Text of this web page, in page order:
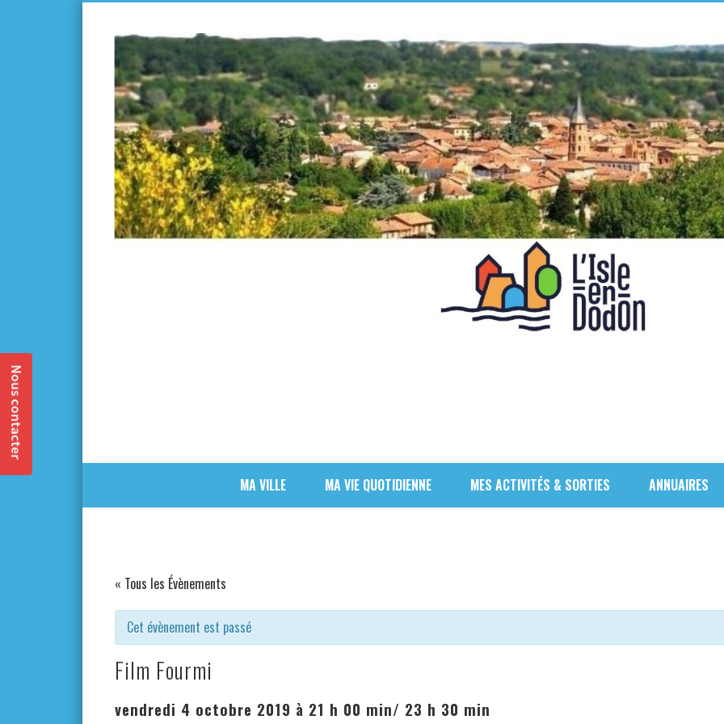
MA VILLE MA VIE QUOTIDIENNE MES ACTIVITÉS & SORTIES ANNUAIRES
« Tous les Évènements
Cet évènement est passé
Film Fourmi
vendredi 4 octobre 2019 à 21 h 00 min/ 23 h 30 min